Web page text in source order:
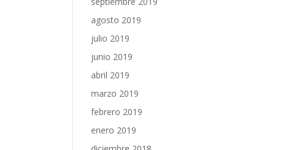
agosto 2019
julio 2019
junio 2019
abril 2019
marzo 2019
febrero 2019
enero 2019